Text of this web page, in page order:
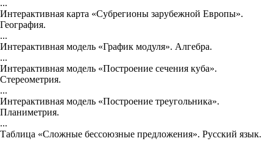
...
Интерактивная карта «Субрегионы зарубежной Европы».
География.
...
Интерактивная модель «График модуля». Алгебра.
...
Интерактивная модель «Построение сечения куба».
Стереометрия.
...
Интерактивная модель «Построение треугольника».
Планиметрия.
...
Таблица «Сложные бессоюзные предложения». Русский язык.